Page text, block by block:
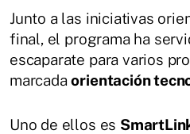
Junto a las iniciativas
final, el programa ha
escaparate para varios
marcadaorientación
Uno de ellos es